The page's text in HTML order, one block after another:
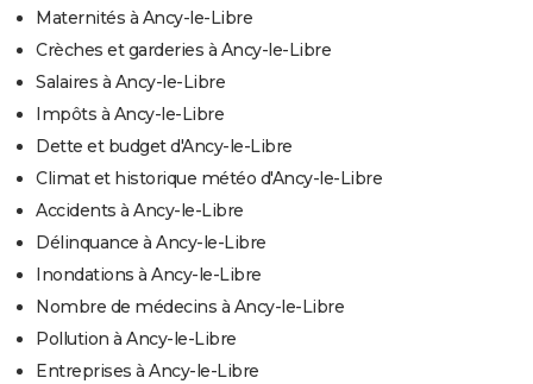
Maternités à Ancy-le-Libre
Crèches et garderies à Ancy-le-Libre
Salaires à Ancy-le-Libre
Impôts à Ancy-le-Libre
Dette et budget d'Ancy-le-Libre
Climat et historique météo d'Ancy-le-Libre
Accidents à Ancy-le-Libre
Délinquance à Ancy-le-Libre
Inondations à Ancy-le-Libre
Nombre de médecins à Ancy-le-Libre
Pollution à Ancy-le-Libre
Entreprises à Ancy-le-Libre